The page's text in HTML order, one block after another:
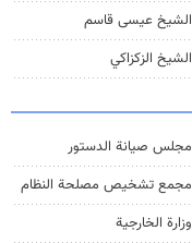
الشيخ عيسى قاسم
الشيخ الزكزاكي
مجلس صيانة الدستور
مجمع تشخيص مصلحة النظام
وزارة الخارجية